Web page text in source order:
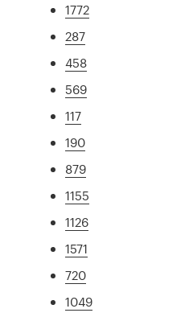
1772
287
458
569
117
190
879
1155
1126
1571
720
1049